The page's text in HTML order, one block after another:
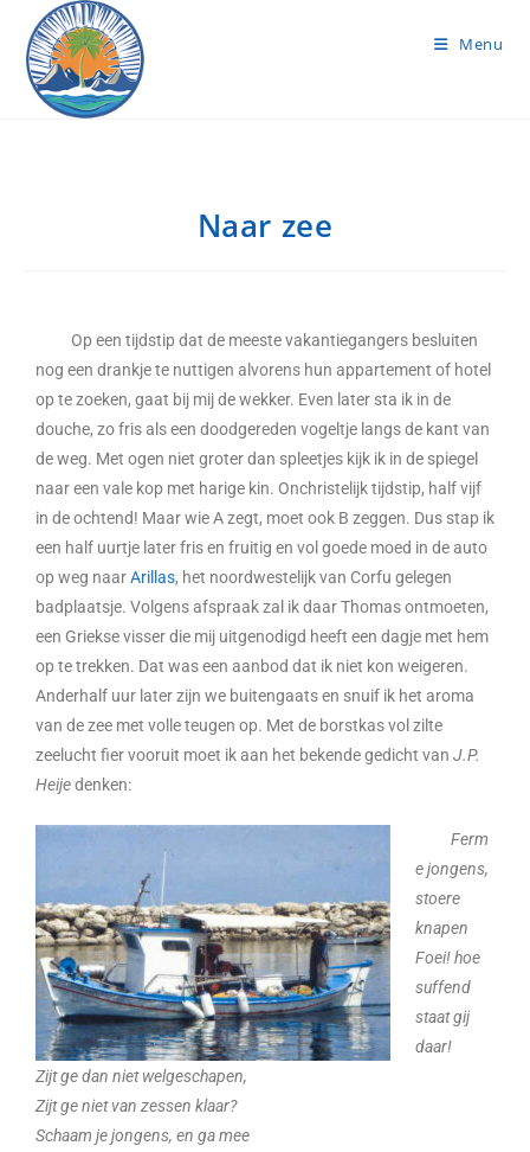
Menu
Naar zee
Op een tijdstip dat de meeste vakantiegangers besluiten
nog een drankje te nuttigen alvorens hun appartement of hotel
op te zoeken, gaat bij mij de wekker. Even later sta ik in de
douche, zo fris als een doodgereden vogeltje langs de kant van
de weg. Met ogen niet groter dan spleetjes kijk ik in de spiegel
naar een vale kop met harige kin. Onchristelijk tijdstip, half vijf
in de ochtend! Maar wie A zegt, moet ook B zeggen. Dus stap ik
een half uurtje later fris en fruitig en vol goede moed in de auto
op weg naarArillas, het noordwestelijk van Corfu gelegen
badplaatsje. Volgens afspraak zal ik daar Thomas ontmoeten,
een Griekse visser die mij uitgenodigd heeft een dagje met hem
op te trekken. Dat was een aanbod dat ik niet kon weigeren.
Anderhalf uur later zijn we buitengaats en snuif ik het aroma
van de zee met volle teugen op. Met de borstkas vol zilte
zeelucht fier vooruit moet ik aan het bekende gedicht van J.P.
Heijedenken:
Ferm
e jongens,
stoere
knapen
Foei! hoe
suffend
staat gij
daar!
Zijt ge dan niet welgeschapen,
Zijt ge niet van zessen klaar?
Schaam je jongens, en ga mee